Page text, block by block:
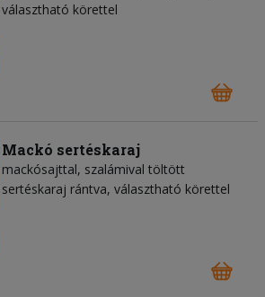
választható körettel
Mackó sertéskaraj
mackósajttal, szalámival töltött
sertéskaraj rántva, választható körettel